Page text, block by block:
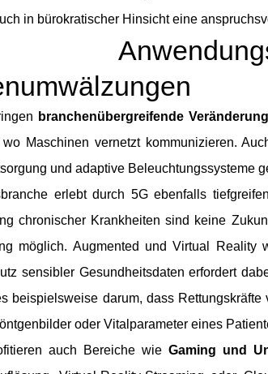
in bürokratischer Hinsicht eine
branchenübergreifende
Maschinen vernetzt kommunizieren.
und adaptive Beleuchtungssysteme
erlebt durch 5G ebenfalls
chronischer Krankheiten sind keine
möglich. Augmented und Virtual
sensibler Gesundheitsdaten erfordert
beispielsweise darum, dass
oder Vitalparameter eines
auch Bereiche wie Gaming und